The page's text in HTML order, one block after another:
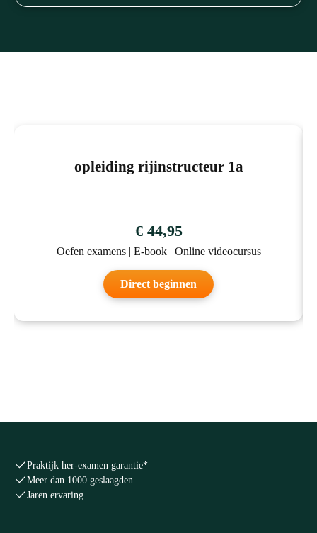
opleiding rijinstructeur 1a
€ 44,95
Oefen examens | E-book | Online videocursus
Direct beginnen
Praktijk her-examen garantie*
Meer dan 1000 geslaagden
Jaren ervaring